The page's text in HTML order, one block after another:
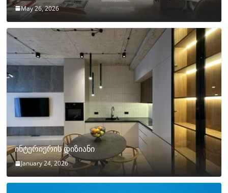
May 26, 2026
ინტერიერის დიზიანი
January 24, 2026